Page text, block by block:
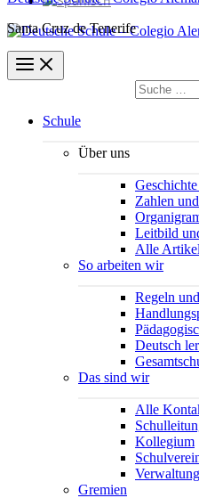
Santa Cruz de Tenerife
Suchen
nach:
Schule
Über uns
Zahlen
Leitbild
Alle Artikel
So arbeiten wir
Regeln
Deutsch
Das sind wir
Alle
Kollegium
Gremien